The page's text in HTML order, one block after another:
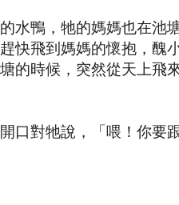
水鴨，牠的媽媽也在池
快飛到媽媽的懷抱，醜
的時候，突然從天上飛
口對牠說，「喂！你要